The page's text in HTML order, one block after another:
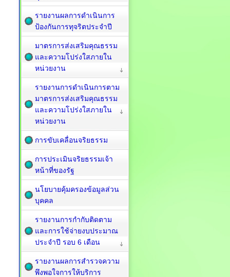
รายงานผลการดำเนินการ
ป้องกันการทุจริตประจำปี
มาตรการส่งเสริมคุณธรรม
และความโปร่งใสภายใน
หน่วยงาน
รายงานการดำเนินการตาม
มาตรการส่งเสริมคุณธรรม
และความโปร่งใสภายใน
หน่วยงาน
การขับเคลื่อนจริยธรรม
การประเมินจริยธรรมเจ้า
หน้าที่ของรัฐ
นโยบายคุ้มครองข้อมูลส่วน
บุคคล
รายงานการกำกับติดตาม
และการใช้จ่ายงบประมาณ
ประจำปี รอบ 6 เดือน
รายงานผลการสำรวจความ
พึงพอใจการให้บริการ